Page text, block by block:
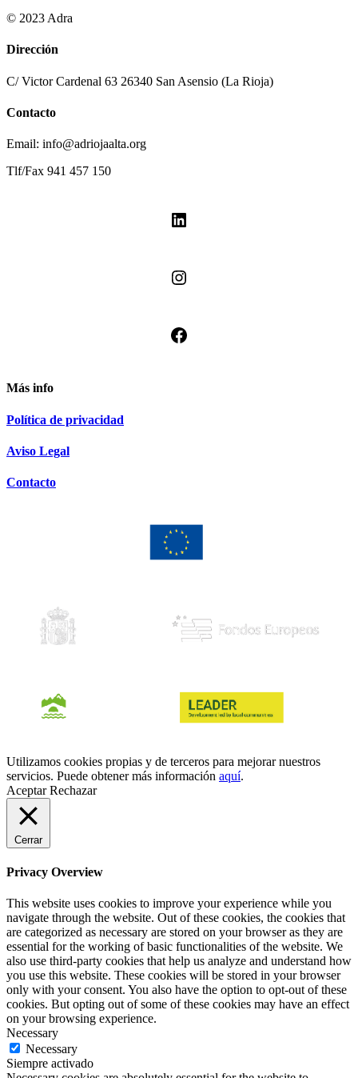
© 2023 Adra
Dirección
C/ Victor Cardenal 63 26340 San Asensio (La Rioja)
Contacto
Email: info@adriojaalta.org
Tlf/Fax 941 457 150
LinkedIn
Instagram
Facebook
Más info
Política de privacidad
Aviso Legal
Contacto
Utilizamos cookies propias y de terceros para mejorar nuestros
servicios. Puede obtener más información aquí.
Aceptar Rechazar
Cerrar
Privacy Overview
This website uses cookies to improve your experience while you
navigate through the website. Out of these cookies, the cookies that
are categorized as necessary are stored on your browser as they are
essential for the working of basic functionalities of the website. We
also use third-party cookies that help us analyze and understand how
you use this website. These cookies will be stored in your browser
only with your consent. You also have the option to opt-out of these
cookies. But opting out of some of these cookies may have an effect
on your browsing experience.
Necessary
Necessary
Siempre activado